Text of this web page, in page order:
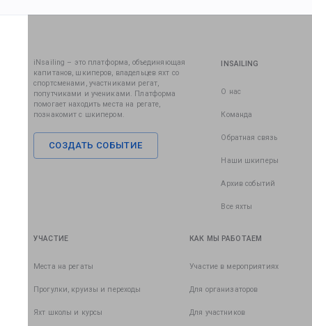
iNsailing – это платформа, объединяющая
капитанов, шкиперов, владельцев яхт со
спортсменами, участниками регат,
попутчиками и учениками. Платформа
помогает находить места на регате,
познакомит с шкипером.
СОЗДАТЬ СОБЫТИЕ
INSAILING
О нас
Команда
Обратная связь
Наши шкиперы
Архив событий
Все яхты
УЧАСТИЕ
Места на регаты
Прогулки, круизы и переходы
Яхт школы и курсы
КАК МЫ РАБОТАЕМ
Участие в мероприятиях
Для организаторов
Для участников